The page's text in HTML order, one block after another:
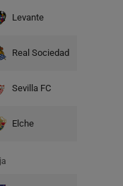
Levante
Real Sociedad
Sevilla FC
Elche